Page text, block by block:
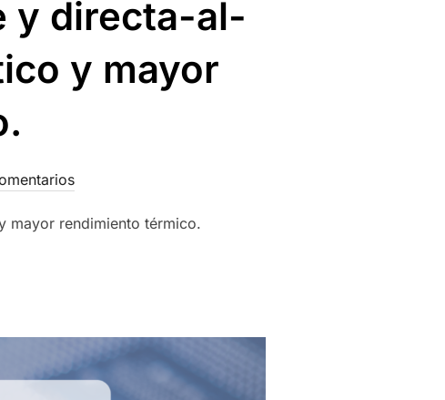
y directa-al-
y mayor
mayor rendimiento térmico.